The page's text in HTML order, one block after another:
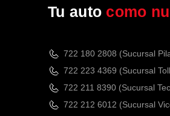
Tu auto como
722 180 2808 (Sucursal
722 223 4369 (Sucursal
722 211 8390 (Sucursal
722 212 6012 (Sucursal